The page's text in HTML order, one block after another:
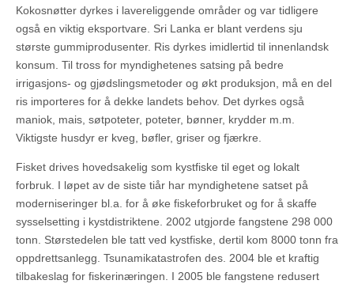
Kokosnøtter dyrkes i lavereliggende områder og var tidligere
også en viktig eksportvare. Sri Lanka er blant verdens sju
største gummiprodusenter. Ris dyrkes imidlertid til innenlandsk
konsum. Til tross for myndighetenes satsing på bedre
irrigasjons- og gjødslingsmetoder og økt produksjon, må en del
ris importeres for å dekke landets behov. Det dyrkes også
maniok, mais, søtpoteter, poteter, bønner, krydder m.m.
Viktigste husdyr er kveg, bøfler, griser og fjærkre.
Fisket drives hovedsakelig som kystfiske til eget og lokalt
forbruk. I løpet av de siste tiår har myndighetene satset på
moderniseringer bl.a. for å øke fiskeforbruket og for å skaffe
sysselsetting i kystdistriktene. 2002 utgjorde fangstene 298 000
tonn. Størstedelen ble tatt ved kystfiske, dertil kom 8000 tonn fra
oppdrettsanlegg. Tsunamikatastrofen des. 2004 ble et kraftig
tilbakeslag for fiskerinæringen. I 2005 ble fangstene redusert